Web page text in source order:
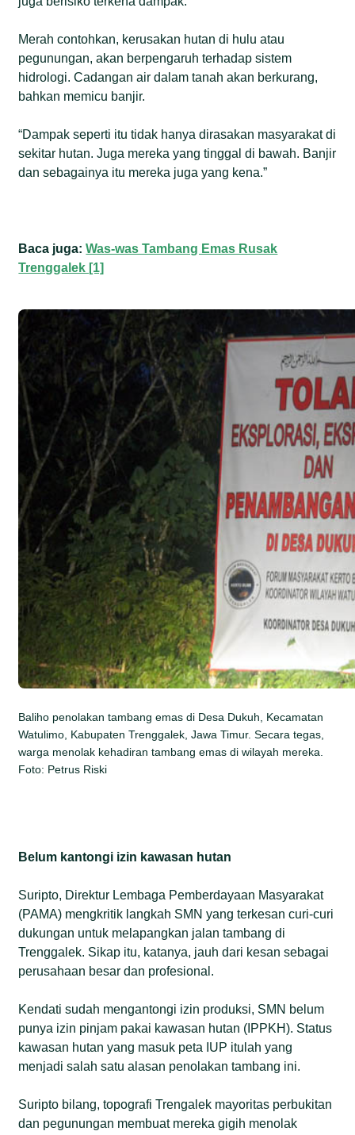
Merah contohkan, kerusakan hutan di hulu atau
pegunungan, akan berpengaruh terhadap sistem
hidrologi. Cadangan air dalam tanah akan berkurang,
bahkan memicu banjir.
“Dampak seperti itu tidak hanya dirasakan masyarakat di
sekitar hutan. Juga mereka yang tinggal di bawah. Banjir
dan sebagainya itu mereka juga yang kena.”
Baca juga:Was-was Tambang Emas Rusak
Trenggalek [1]
Baliho penolakan tambang emas di Desa Dukuh, Kecamatan
Watulimo, Kabupaten Trenggalek, Jawa Timur. Secara tegas,
warga menolak kehadiran tambang emas di wilayah mereka.
Foto: Petrus Riski
Belum kantongi izin kawasan hutan
Suripto, Direktur Lembaga Pemberdayaan Masyarakat
(PAMA) mengkritik langkah SMN yang terkesan curi-curi
dukungan untuk melapangkan jalan tambang di
Trenggalek. Sikap itu, katanya, jauh dari kesan sebagai
perusahaan besar dan profesional.
Kendati sudah mengantongi izin produksi, SMN belum
punya izin pinjam pakai kawasan hutan (IPPKH). Status
kawasan hutan yang masuk peta IUP itulah yang
menjadi salah satu alasan penolakan tambang ini.
Suripto bilang, topografi Trengalek mayoritas perbukitan
dan pegunungan membuat mereka gigih menolak